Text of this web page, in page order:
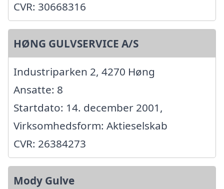
CVR: 30668316
HØNG GULVSERVICE A/S
Industriparken 2, 4270 Høng
Ansatte: 8
Startdato: 14. december 2001,
Virksomhedsform: Aktieselskab
CVR: 26384273
Mody Gulve